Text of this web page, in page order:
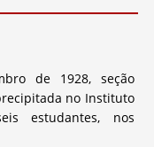
de 1928, seção
no Instituto
estudantes, nos